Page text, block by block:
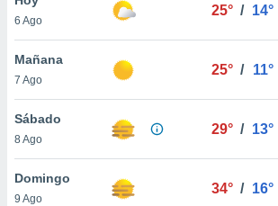
en
más
nuestra
de
6 Ago
25° / 14°
Mañana
7 Ago
25° / 11°
Sábado
8 Ago
29° / 13°
Domingo
9 Ago
34° / 16°